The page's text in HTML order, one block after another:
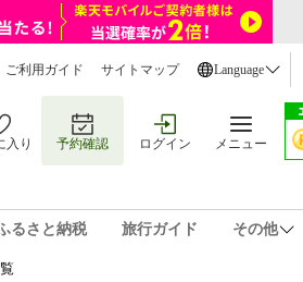
ご利用ガイド サイトマップ Language
入り 予約確認 ログイン メニュー
るさと納税 旅行ガイド その他